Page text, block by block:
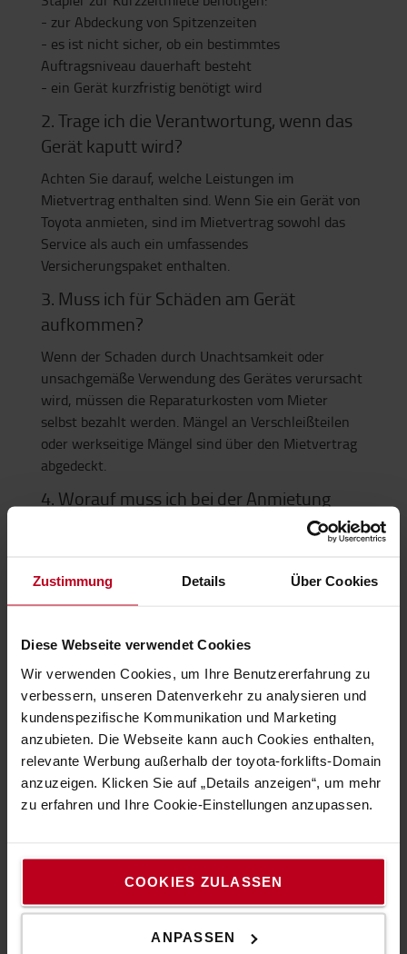
Zustimmung Details Über Cookies
Diese Webseite verwendet Cookies
Wir verwenden Cookies, um Ihre Benutzererfahrung zu
verbessern, unseren Datenverkehr zu analysieren und
kundenspezifische Kommunikation und Marketing
anzubieten. Die Webseite kann auch Cookies enthalten,
relevante Werbung außerhalb der toyota-forklifts-Domain
anzuzeigen. Klicken Sie auf „Details anzeigen“, um mehr
zu erfahren und Ihre Cookie-Einstellungen anzupassen.
COOKIES ZULASSEN
ANPASSEN
- zur Abdeckung von Spitzenzeiten
- es ist nicht sicher, ob ein bestimmtes
Auftragsniveau dauerhaft besteht
- ein Gerät kurzfristig benötigt wird
2. Trage ich die Verantwortung, wenn das
Gerät kaputt wird?
Achten Sie darauf, welche Leistungen im
Mietvertrag enthalten sind. Wenn Sie ein Gerät von
Toyota anmieten, sind im Mietvertrag sowohl das
Service als auch ein umfassendes
Versicherungspaket enthalten.
3. Muss ich für Schäden am Gerät
aufkommen?
Wenn der Schaden durch Unachtsamkeit oder
unsachgemäße Verwendung des Gerätes verursacht
wird, müssen die Reparaturkosten vom Mieter
selbst bezahlt werden. Mängel an Verschleißteilen
oder werkseitige Mängel sind über den Mietvertrag
abgedeckt.
4. Worauf muss ich bei der Anmietung
- Auf welcher Höhe muss die Ware gelagert werden
- Wie schwer ist meine Ware und welche
- Gibt es eine Höhenbeschränkung *
- Ist eine Laderampe vorhanden **
* Unter Höhenbeschränkung verstehen wir die
niedrigste Durchfahrtshöhe, unter die ein Gerät
fahren können muss, sowohl beim Be- und Entladen
eines LKWs (wie hoch ist die Verladerampe) als auch
im gesamten Einsatzbereich des Gerätes. Wenn
beispielsweise Lüftungskanäle oder herabgesetzte
** Wie kann das Mietgerät abgeladen werden - ist
eine Laderampe vorhanden oder gibt es andere